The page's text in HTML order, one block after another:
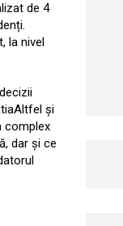
de 4
la nivel
și
complex
dar și ce